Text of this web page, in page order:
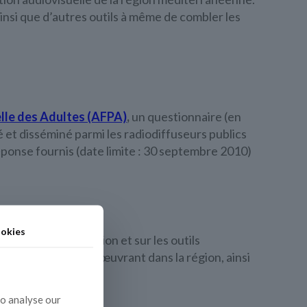
que d’autres outils à même de combler les
des Adultes (AFPA), un questionnaire (en
disséminé parmi les radiodiffuseurs publics
fournis (date limite : 30 septembre 2010)
en formation et sur les outils
de formation œuvrant dans la région, ainsi
analyse our